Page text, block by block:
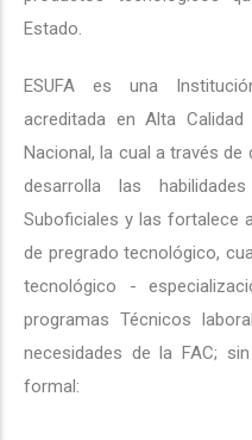
Estado.
ESUFA es una
acreditada en Alta
Nacional, la cual a través
desarrolla las
Suboficiales y las fortalece
de pregrado tecnológico,
tecnológico -
programas Técnicos
necesidades de la FAC;
formal: